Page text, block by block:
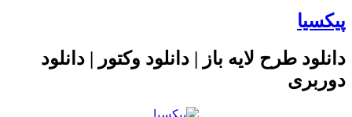
پیکسیا
دانلود طرح لایه باز | دانلود وکتور | دانلود
دوربری